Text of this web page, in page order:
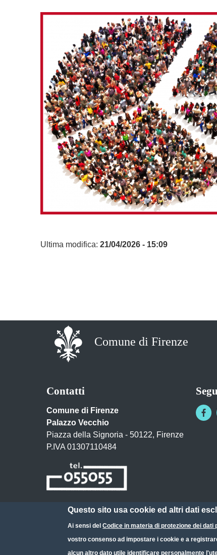
Immagine
Ultima modifica: 21/04/2026 - 15:09
Comune di Firenze
Contatti
Comune di Firenze
Palazzo Vecchio
Piazza della Signoria - 50122, Firenze
P.IVA 01307110484
Posta Elettronica Certificata
Questo sito usa cookie ed altri dati
Ai sensi delCodice in materia di protezione dei dati
vostro consenso ad impostare i cookie e a
alcun altro dato utile identificare personalmente